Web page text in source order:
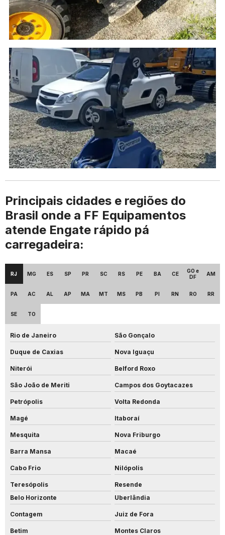
Principais cidades e regiões do
Brasil onde a FF Equipamentos
atende Engate rápido pá
carregadeira:
RJ MG ES SP PR SC RS PE BA CE
GO e
DF
AM
PA AC AL AP MA MT MS PB PI RN RO RR
SE TO
Rio de Janeiro São Gonçalo
Duque de Caxias Nova Iguaçu
Niterói Belford Roxo
São João de Meriti Campos dos Goytacazes
Petrópolis Volta Redonda
Magé Itaboraí
Mesquita Nova Friburgo
Barra Mansa Macaé
Cabo Frio Nilópolis
Teresópolis
Resende
Belo Horizonte
Uberlândia
Contagem Juiz de Fora
Betim Montes Claros